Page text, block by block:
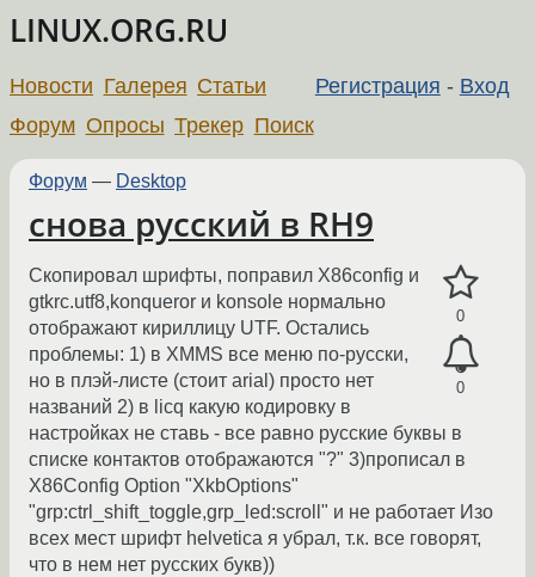
LINUX.ORG.RU
Регистрация - Вход
Новости Галерея Статьи
Форум Опросы Трекер Поиск
Форум — Desktop
снова русский в RH9
0
0
Скопировал шрифты, поправил X86config и
gtkrc.utf8,konqueror и konsole нормально
отображают кириллицу UTF. Остались
проблемы: 1) в XMMS все меню по-русски,
но в плэй-листе (стоит arial) просто нет
названий 2) в licq какую кодировку в
настройках не ставь - все равно русские буквы в
списке контактов отображаются "?" 3)прописал в
X86Config Option "XkbOptions"
"grp:ctrl_shift_toggle,grp_led:scroll" и не работает Изо
всех мест шрифт helvetica я убрал, т.к. все говорят,
что в нем нет русских букв))